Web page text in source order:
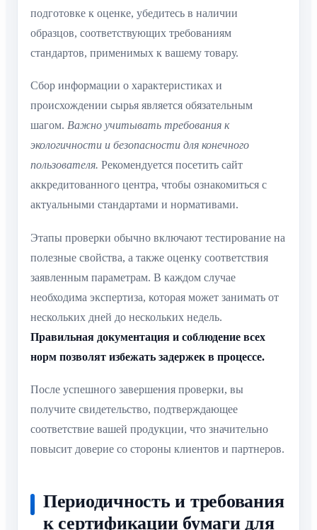
подготовке к оценке, убедитесь в наличии
образцов, соответствующих требованиям
стандартов, применимых к вашему товару.
Сбор информации о характеристиках и
происхождении сырья является обязательным
шагом. Важно учитывать требования к
экологичности и безопасности для конечного
пользователя. Рекомендуется посетить сайт
аккредитованного центра, чтобы ознакомиться с
актуальными стандартами и нормативами.
Этапы проверки обычно включают тестирование на
полезные свойства, а также оценку соответствия
заявленным параметрам. В каждом случае
необходима экспертиза, которая может занимать от
нескольких дней до нескольких недель.
Правильная документация и соблюдение всех
норм позволят избежать задержек в процессе.
После успешного завершения проверки, вы
получите свидетельство, подтверждающее
соответствие вашей продукции, что значительно
повысит доверие со стороны клиентов и партнеров.
Периодичность и требования
к сертификации бумаги для